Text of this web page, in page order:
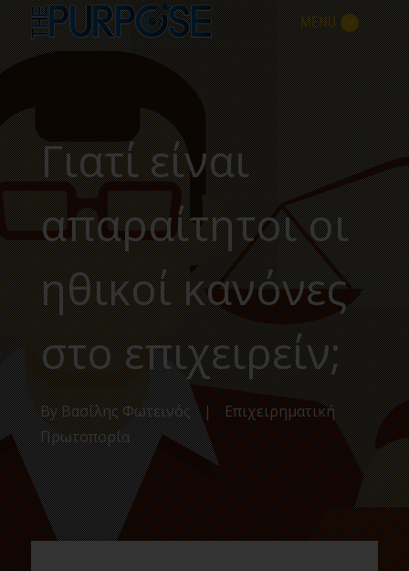
MENU
Γιατί είναι
απαραίτητοι οι
ηθικοί κανόνες
στο επιχειρείν;
ByΒασίλης Φωτεινός |
Επιχειρηματική
Πρωτοπορία